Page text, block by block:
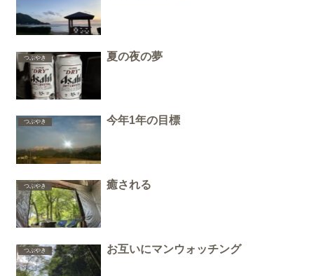
つぶやき 夏の夜の夢
つぶやき 今年1年の目標
つぶやき 癒される
つぶやき お互いにマンウォッチング